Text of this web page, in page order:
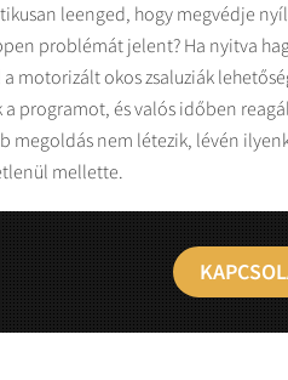
leenged, hogy megvédje
problémát jelent? Ha nyitva
motorizált okos zsaluziák
programot, és valós időben
megoldás nem létezik, lévén
mellette.